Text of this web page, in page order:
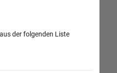
der folgenden Liste